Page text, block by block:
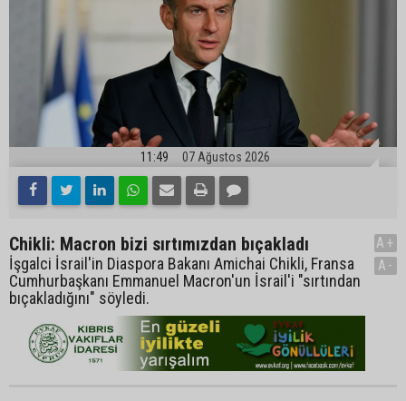
11:49 07 Ağustos 2026
Chikli: Macron bizi sırtımızdan bıçakladı
İşgalci İsrail'in Diaspora Bakanı Amichai Chikli, Fransa
Cumhurbaşkanı Emmanuel Macron'un İsrail'i "sırtından
bıçakladığını" söyledi.
A+
A-